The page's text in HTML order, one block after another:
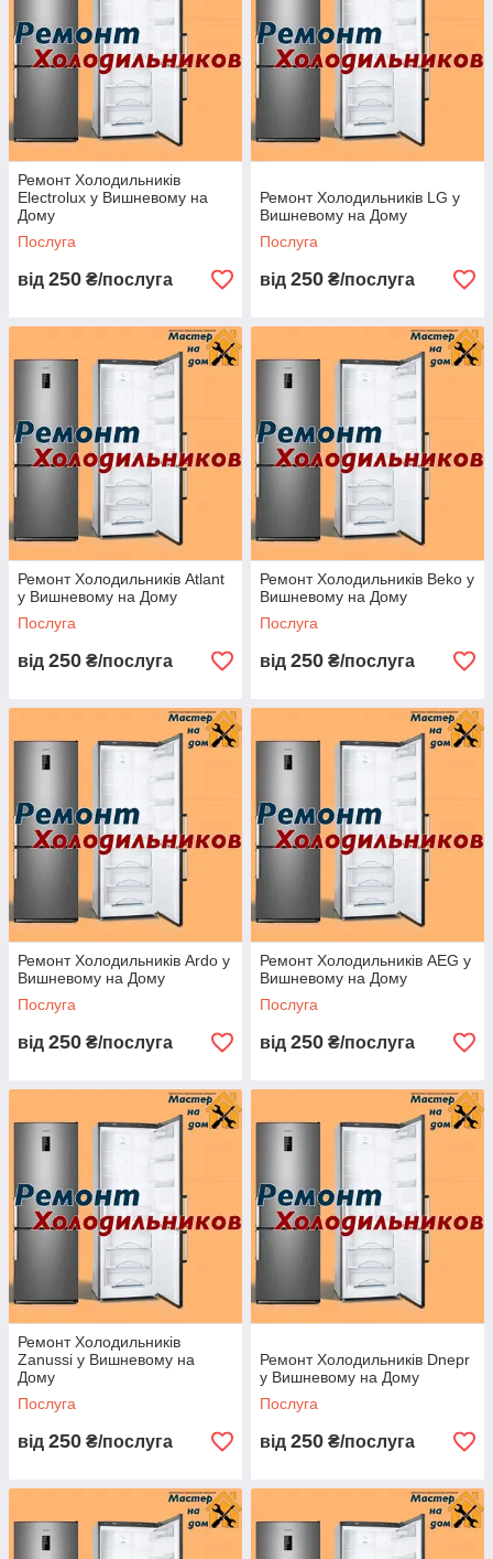
Ремонт Холодильників
Electrolux у Вишневому на
Дому
Послуга
від 250 ₴/послуга
Ремонт Холодильників LG у
Вишневому на Дому
Послуга
від 250 ₴/послуга
Ремонт Холодильників Atlant
у Вишневому на Дому
Послуга
від 250 ₴/послуга
Ремонт Холодильників Beko у
Вишневому на Дому
Послуга
від 250 ₴/послуга
Ремонт Холодильників Ardo у
Вишневому на Дому
Послуга
від 250 ₴/послуга
Ремонт Холодильників AEG у
Вишневому на Дому
Послуга
від 250 ₴/послуга
Ремонт Холодильників
Zanussi у Вишневому на
Дому
Послуга
від 250 ₴/послуга
Ремонт Холодильників Dnepr
у Вишневому на Дому
Послуга
від 250 ₴/послуга